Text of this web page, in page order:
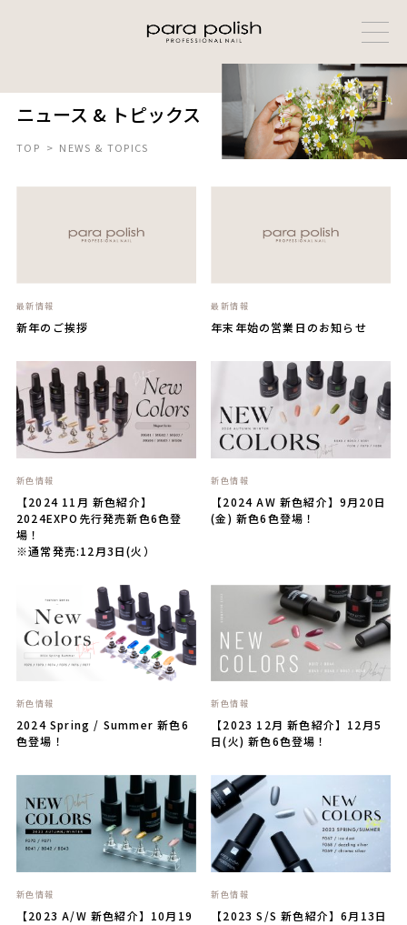
ニュース & トピックス
TOP > NEWS & TOPICS
最新情報
新年のご挨拶
最新情報
年末年始の営業日のお知らせ
新色情報
【2024 11月 新色紹介】
2024EXPO先行発売新色6色登
場！
※通常発売:12月3日(火）
新色情報
【2024 AW 新色紹介】9月20日
(金) 新色6色登場！
新色情報
2024 Spring / Summer 新色6
色登場！
新色情報
【2023 12月 新色紹介】12月5
日(火) 新色6色登場！
新色情報
【2023 A/W 新色紹介】10月19
新色情報
【2023 S/S 新色紹介】6月13日